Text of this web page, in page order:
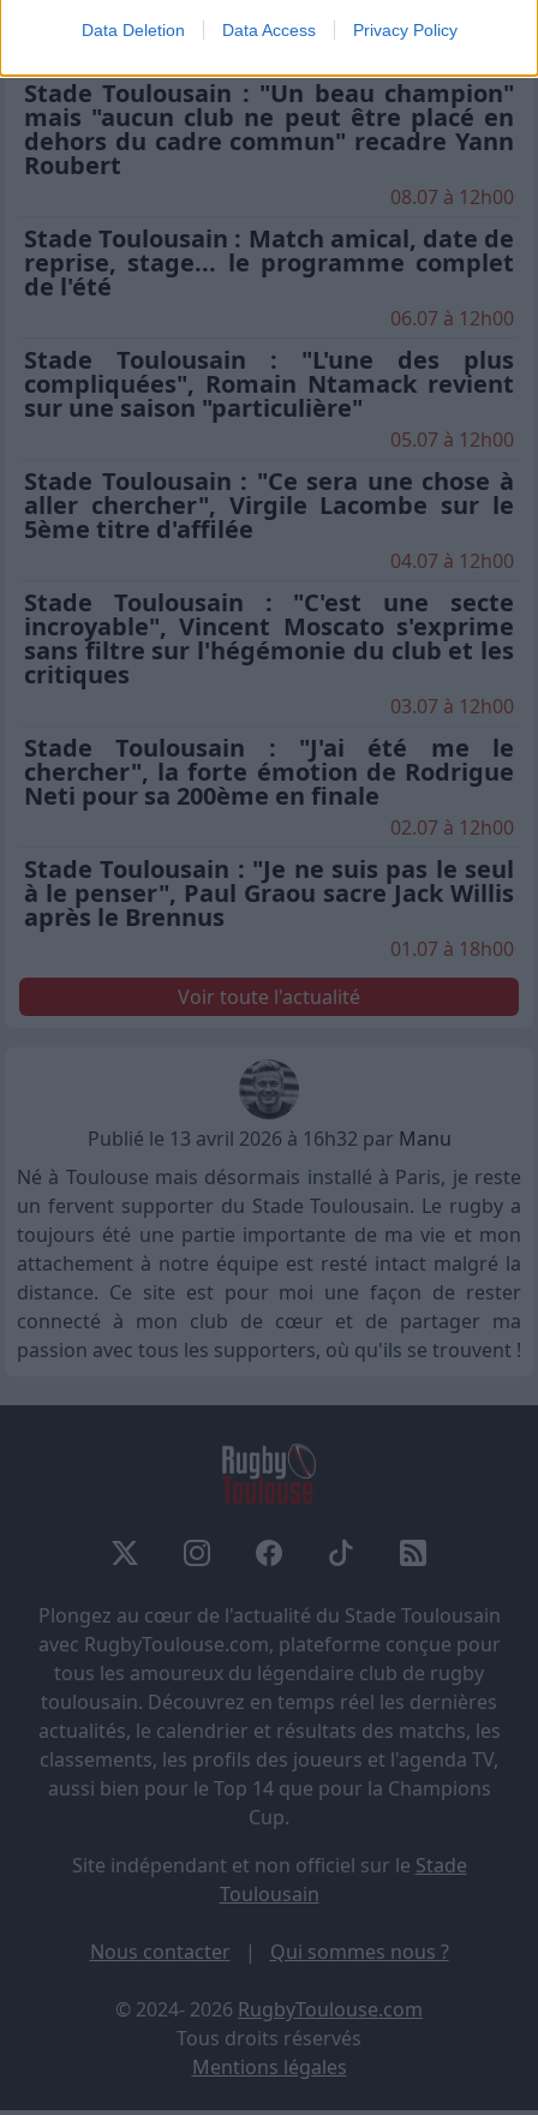
Data Deletion Data Access Privacy Policy
de France
Stade Toulousain : "Un beau champion"
mais "aucun club ne peut être placé en
dehors du cadre commun" recadre Yann
Roubert
08.07 à 12h00
Stade Toulousain : Match amical, date de
reprise, stage... le programme complet
de l'été
06.07 à 12h00
Stade Toulousain : "L'une des plus
compliquées", Romain Ntamack revient
sur une saison "particulière"
05.07 à 12h00
Stade Toulousain : "Ce sera une chose à
aller chercher", Virgile Lacombe sur le
5ème titre d'affilée
04.07 à 12h00
Stade Toulousain : "C'est une secte
incroyable", Vincent Moscato s'exprime
sans filtre sur l'hégémonie du club et les
critiques
03.07 à 12h00
Stade Toulousain : "J'ai été me le
chercher", la forte émotion de Rodrigue
Neti pour sa 200ème en finale
02.07 à 12h00
Stade Toulousain : "Je ne suis pas le seul
à le penser", Paul Graou sacre Jack Willis
après le Brennus
01.07 à 18h00
Voir toute l'actualité
Publié le 13 avril 2026 à 16h32 par Manu
Né à Toulouse mais désormais installé à Paris, je reste
un fervent supporter du Stade Toulousain. Le rugby a
toujours été une partie importante de ma vie et mon
attachement à notre équipe est resté intact malgré la
distance. Ce site est pour moi une façon de rester
connecté à mon club de cœur et de partager ma
passion avec tous les supporters, où qu'ils se trouvent !
Plongez au cœur de l'actualité du Stade Toulousain
avec RugbyToulouse.com, plateforme conçue pour
tous les amoureux du légendaire club de rugby
toulousain. Découvrez en temps réel les dernières
actualités, le calendrier et résultats des matchs, les
classements, les profils des joueurs et l'agenda TV,
aussi bien pour le Top 14 que pour la Champions
Cup.
Site indépendant et non officiel sur le Stade
Toulousain
Nous contacter | Qui sommes nous ?
© 2024- 2026 RugbyToulouse.com
Tous droits réservés
Mentions légales